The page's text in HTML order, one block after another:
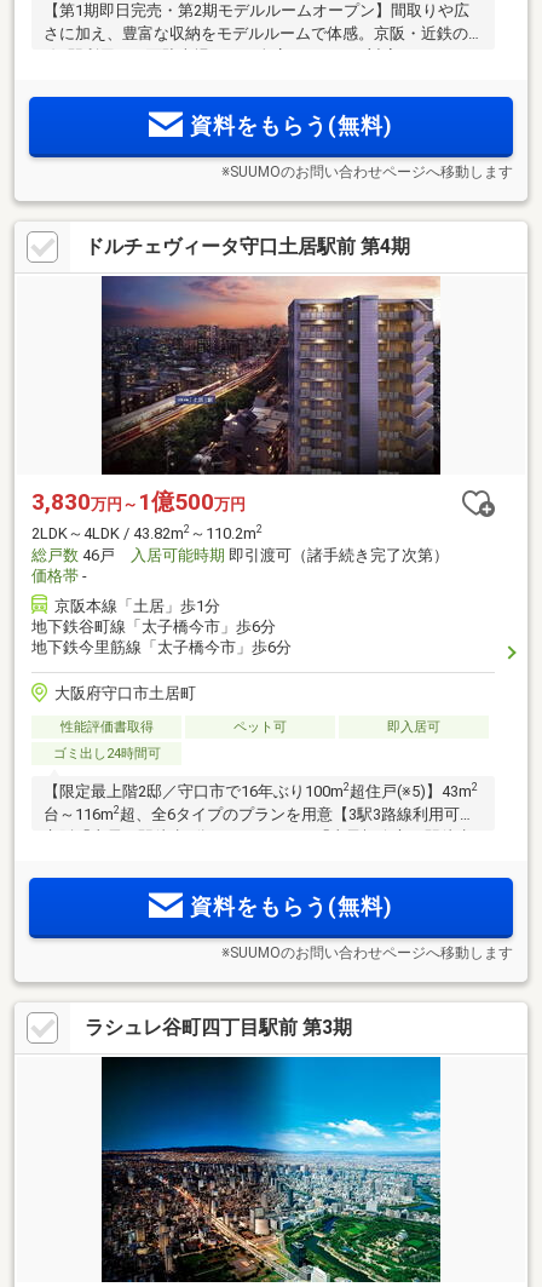
【第1期即日完売・第2期モデルルームオープン】間取りや広
さに加え、豊富な収納をモデルルームで体感。京阪・近鉄の2
プ・総88邸
資料をもらう(無料)
※SUUMOのお問い合わせページへ移動します
ドルチェヴィータ守口土居駅前 第4期
3,830万円～ 1億500万円
2LDK～4LDK / 43.82m2 ～110.2m2
総戸数 46戸 入居可能時期 即引渡可（諸手続き完了次第）
価格帯 -
京阪本線「土居」歩1分
地下鉄谷町線「太子橋今市」歩6分
地下鉄今里筋線「太子橋今市」歩6分
大阪府守口市土居町
性能評価書取得 ペット可
即入居可
ゴミ出し24時間可
【限定最上階2邸／守口市で16年ぶり100m2超住戸(※5)】43m2
台～116m2超、全6タイプのプランを用意【3駅3路線利用可】
直通11分、「太子橋今市」駅から「東梅田」駅へ直通14分。
地上13階建、全邸南西向き資料をもらう(無料)
※SUUMOのお問い合わせページへ移動します
ラシュレ谷町四丁目駅前 第3期